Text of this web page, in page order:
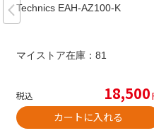
Technics EAH-AZ100-K
マイストア在庫： 81
税込 18,500
カートに入れる